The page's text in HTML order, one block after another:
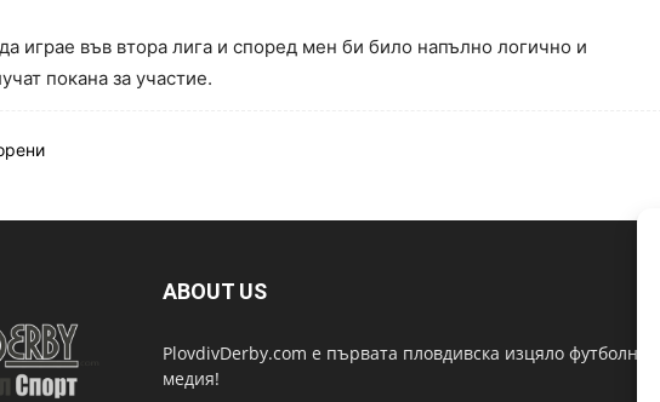
играе във втора лига и според мен би било напълно логично и
покана за участие.
ABOUT US
PlovdivDerby.com е първата пловдивска изцяло футболна
медия!